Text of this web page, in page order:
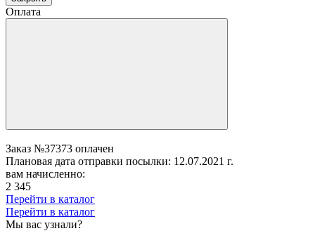
Оплата
Заказ №37373 оплачен
Плановая дата отправки посылки: 12.07.2021 г.
вам начисленно:
2 345
Перейти в каталог
Перейти в каталог
Мы вас узнали?